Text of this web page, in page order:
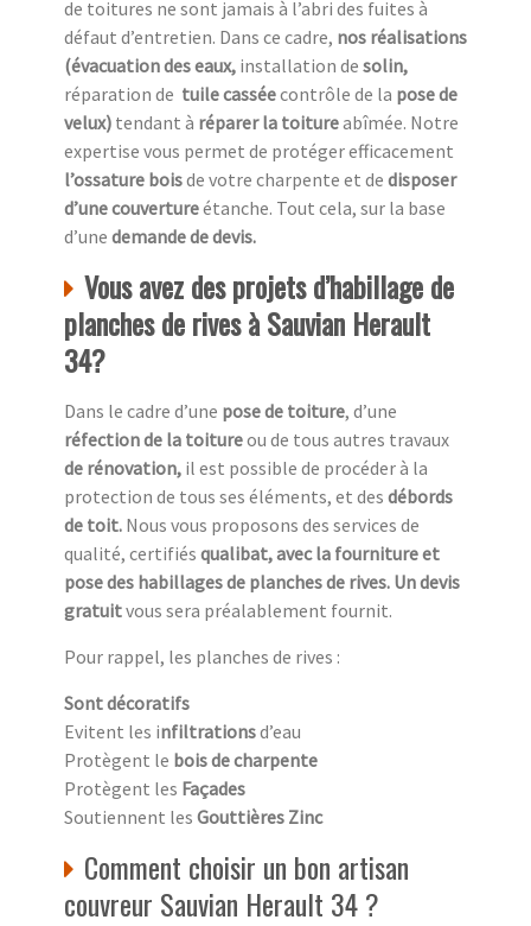
de toitures ne sont jamais à l’abri des fuites à
défaut d’entretien. Dans ce cadre, nos réalisations
(évacuation des eaux, installation de solin,
réparation de tuile casséecontrôle de la pose de
velux) tendant à réparer la toitureabîmée. Notre
expertise vous permet de protéger efficacement
l’ossature boisde votre charpente et de disposer
d’une couvertureétanche. Tout cela, sur la base
d’une demande de devis.
Vous avez des projets d’habillage de
planches de rives à Sauvian Herault
34?
Dans le cadre d’une pose de toiture, d’une
réfection de la toitureou de tous autres travaux
de rénovation, il est possible de procéder à la
protection de tous ses éléments, et des débords
de toit. Nous vous proposons des services de
qualité, certifiés qualibat, avec la fourniture et
pose des habillages de planches de rives. Un devis
gratuitvous sera préalablement fournit.
Pour rappel, les planches de rives :
Sont décoratifs
Evitent les infiltrationsd’eau
Protègent le bois de charpente
Protègent les Façades
Soutiennent les Gouttières Zinc
Comment choisir un bon artisan
couvreur Sauvian Herault 34 ?